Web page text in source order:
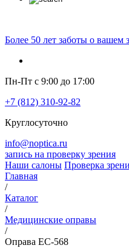
Более 50 лет заботы о вашем
Пн-Пт с 9:00 до 17:00
+7 (812) 310-92-82
Круглосуточно
info@noptica.ru
запись на проверку зрения
Наши салоны Проверка
Главная
/
Каталог
/
Медицинские оправы
/
Оправа EC-568